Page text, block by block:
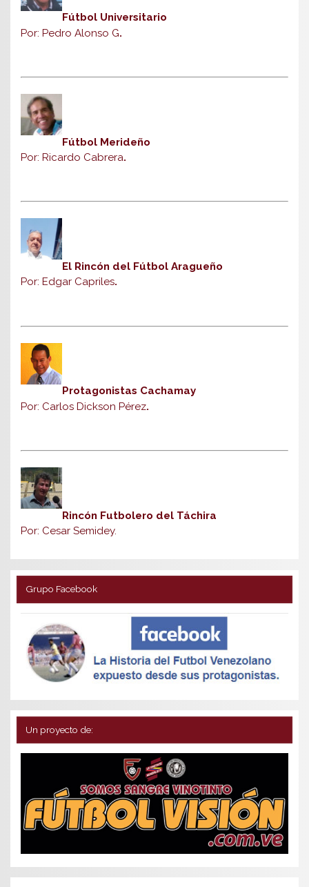
Fútbol Universitario
Por: Pedro Alonso G.
Fútbol Merideño
Por: Ricardo Cabrera.
El Rincón del Fútbol Aragueño
Por: Edgar Capriles.
Protagonistas Cachamay
Por: Carlos Dickson Pérez.
Rincón Futbolero del Táchira
Por: Cesar Semidey.
Grupo Facebook
Un proyecto de: